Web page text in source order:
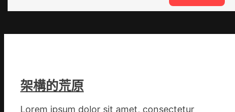
潮
東
架構的荒原
Lorem ipsum dolor sit amet, consectetur